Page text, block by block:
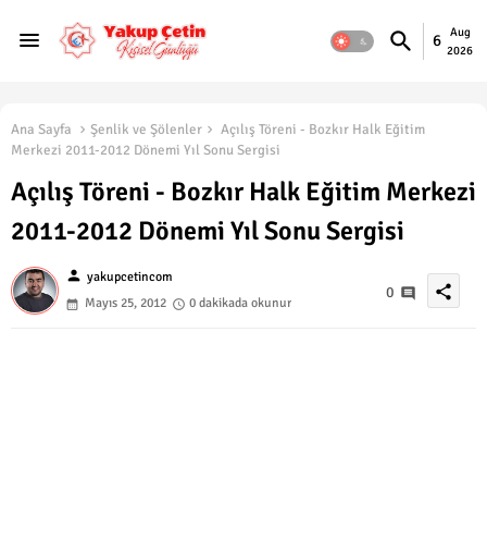
6
Aug
2026
Ana Sayfa Şenlik ve Şölenler
Açılış Töreni - Bozkır Halk Eğitim
Merkezi 2011-2012 Dönemi Yıl Sonu Sergisi
Açılış Töreni - Bozkır Halk Eğitim Merkezi
2011-2012 Dönemi Yıl Sonu Sergisi
person yakupcetincom
Mayıs 25, 2012
0 dakikada okunur
0 share